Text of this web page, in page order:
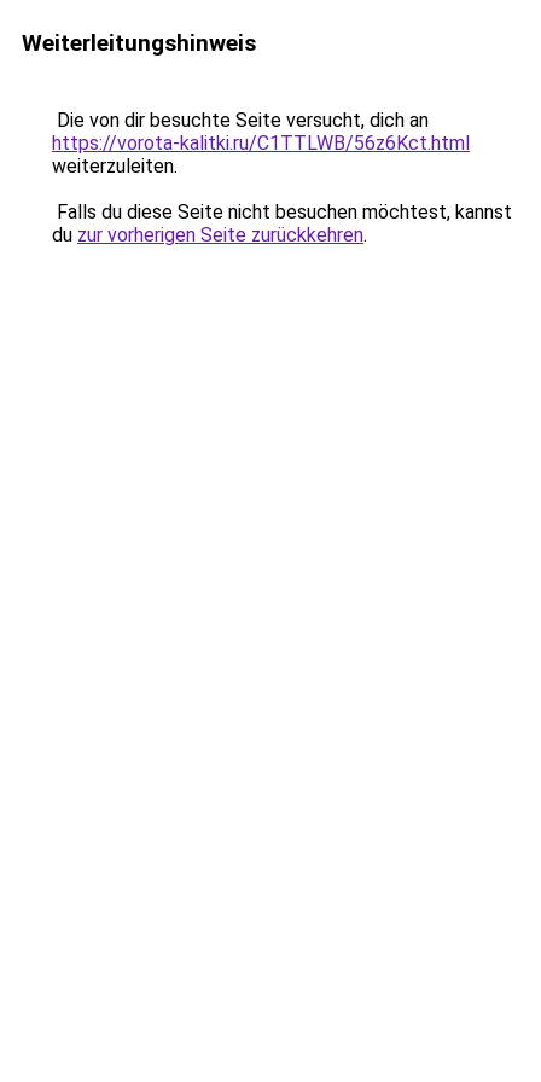
Weiterleitungshinweis
Die von dir besuchte Seite versucht, dich an
https://vorota-kalitki.ru/C1TTLWB/56z6Kct.html
weiterzuleiten.
Falls du diese Seite nicht besuchen möchtest, kannst
du zur vorherigen Seite zurückkehren.